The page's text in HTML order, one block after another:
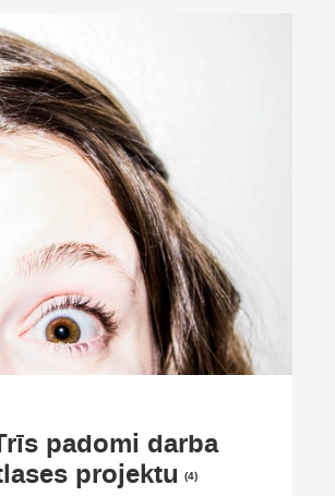
padomi darba
projektu (4)